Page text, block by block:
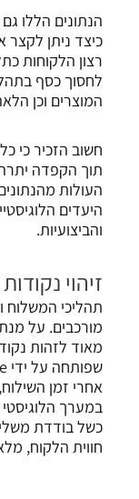
הנתונים הללו
כיצד ניתן
רצון הלקוחות
לחסוך כסף
המוצרים וכן
חשוב הזכיר כי
תוך הקפדה
העולות
היעדים
והביצועיות.
זיהוי
תהליכי המשלוח
מורכבים. על
אחרי זמן
במערך
כשל בודדת
חווית הלקוח,